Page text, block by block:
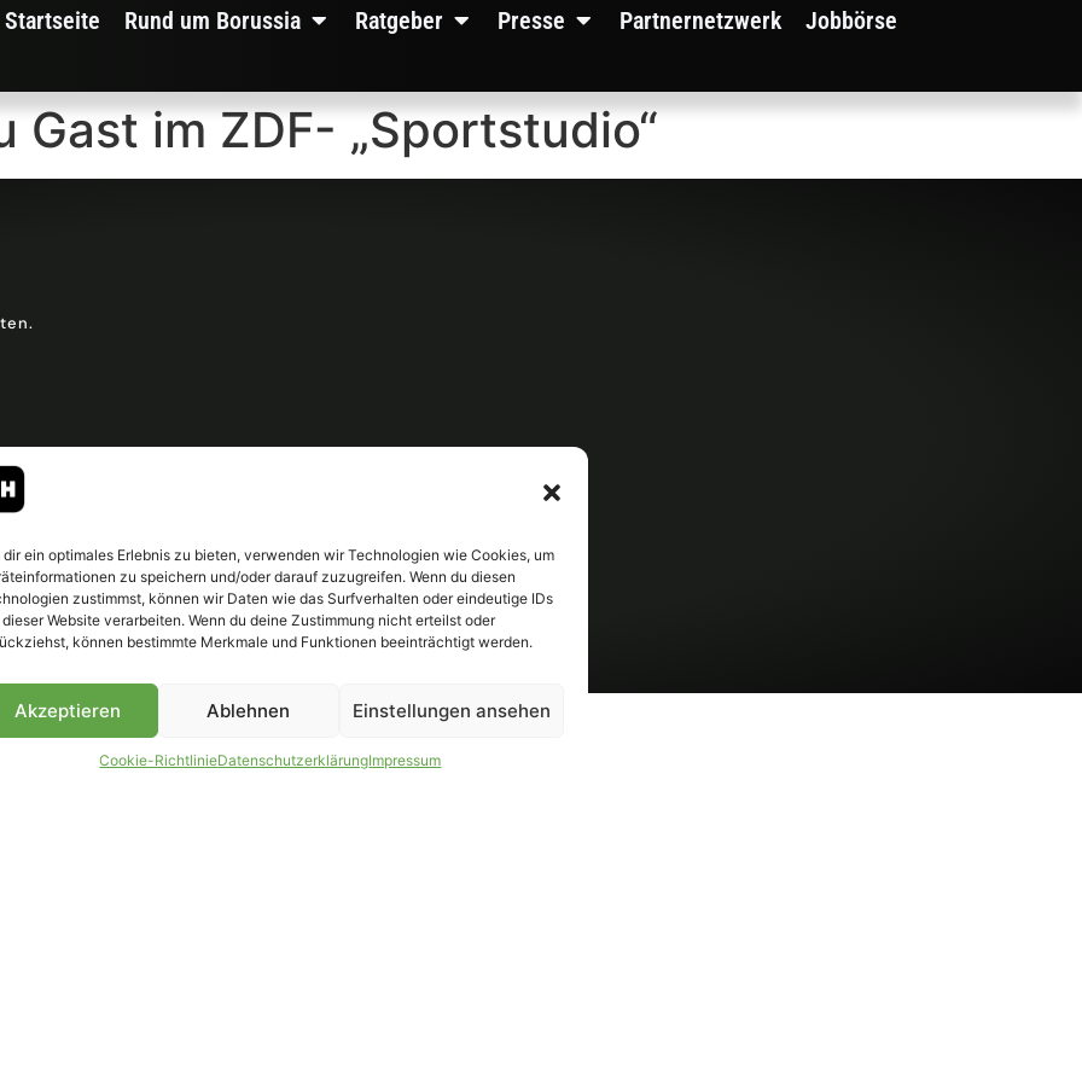
dir ein optimales Erlebnis zu bieten, verwenden wir Technologien wie Cookies, um
zu speichern und/oder darauf zuzugreifen. Wenn du diesen
zustimmst, können wir Daten wie das Surfverhalten oder eindeutige IDs
Website verarbeiten. Wenn du deine Zustimmung nicht erteilst oder
können bestimmte Merkmale und Funktionen beeinträchtigt werden.
Akzeptieren Ablehnen Einstellungen ansehen
Cookie-RichtlinieDatenschutzerklärungImpressum
Startseite Rund um Borussia Ratgeber Presse Partnernetzwerk Jobbörse
Gast im ZDF- „Sportstudio“